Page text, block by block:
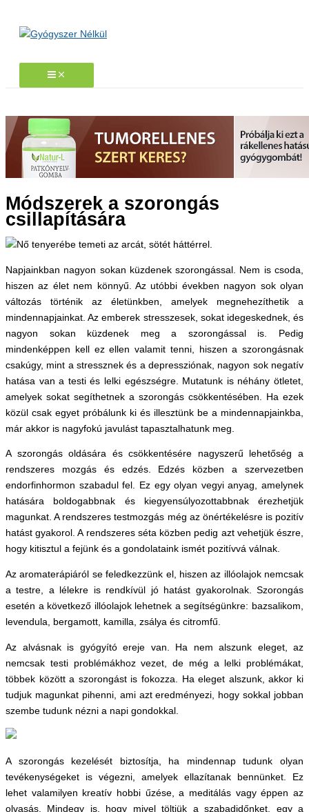
Módszerek a szorongás
csillapítására
Napjainkban nagyon sokan küzdenek szorongással. Nem is csoda,
hiszen az élet nem könnyű. Az utóbbi években nagyon sok olyan
változás történik az életünkben, amelyek megnehezíthetik a
mindennapjainkat. Az emberek stresszesek, sokat idegeskednek, és
nagyon sokan küzdenek meg a szorongással is. Pedig
mindenképpen kell ez ellen valamit tenni, hiszen a szorongásnak
csakúgy, mint a stressznek és a depressziónak, nagyon sok negatív
hatása van a testi és lelki egészségre. Mutatunk is néhány ötletet,
amelyek sokat segíthetnek a szorongás csökkentésében. Ha ezek
közül csak egyet próbálunk ki és illesztünk be a mindennapjainkba,
már akkor is nagyfokú javulást tapasztalhatunk meg.
A szorongás oldására és csökkentésére nagyszerű lehetőség a
rendszeres mozgás és edzés. Edzés közben a szervezetben
endorfinhormon szabadul fel. Ez egy olyan vegyi anyag, amelynek
hatására boldogabbnak és kiegyensúlyozottabbnak érezhetjük
magunkat. A rendszeres testmozgás még az önértékelésre is pozitív
hatást gyakorol. A rendszeres séta közben pedig azt vehetjük észre,
hogy kitisztul a fejünk és a gondolataink ismét pozitívvá válnak.
Az aromaterápiáról se feledkezzünk el, hiszen az illóolajok nemcsak
a testre, a lélekre is rendkívül jó hatást gyakorolnak. Szorongás
esetén a következő illóolajok lehetnek a segítségünkre: bazsalikom,
levendula, bergamott, kamilla, zsálya és citromfű.
Az alvásnak is gyógyító ereje van. Ha nem alszunk eleget, az
nemcsak testi problémákhoz vezet, de még a lelki problémákat,
többek között a szorongást is fokozza. Ha eleget alszunk, akkor ki
tudjuk magunkat pihenni, ami azt eredményezi, hogy sokkal jobban
szembe tudunk nézni a napi gondokkal.
A szorongás kezelését biztosítja, ha mindennap tudunk olyan
tevékenységeket is végezni, amelyek ellazítanak bennünket. Ez
lehet valamilyen kreatív hobbi űzése, a meditálás vagy éppen az
olvasás. Mindegy is, hogy mivel töltjük a szabadidőnket, egy a